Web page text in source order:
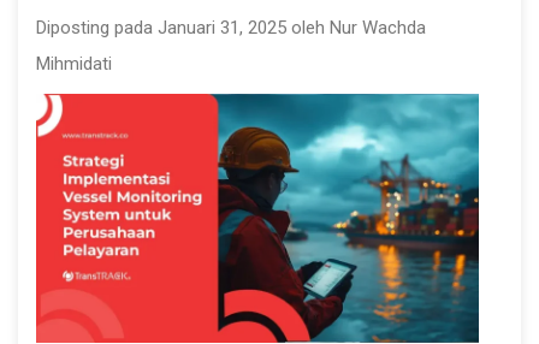
Diposting pada Januari 31, 2025 oleh Nur Wachda
Mihmidati